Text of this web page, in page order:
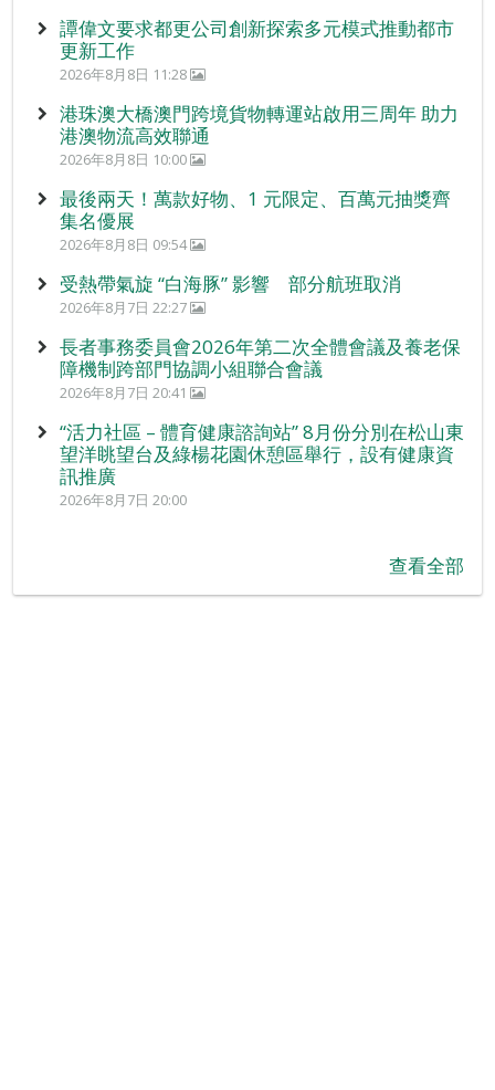
譚偉文要求都更公司創新探索多元模式推動都市
更新工作
2026年8月8日 11:28
港珠澳大橋澳門跨境貨物轉運站啟用三周年 助力
港澳物流高效聯通
2026年8月8日 10:00
最後兩天！萬款好物、1 元限定、百萬元抽獎齊
集名優展
2026年8月8日 09:54
受熱帶氣旋 “白海豚” 影響 部分航班取消
2026年8月7日 22:27
長者事務委員會2026年第二次全體會議及養老保
障機制跨部門協調小組聯合會議
2026年8月7日 20:41
“活力社區 – 體育健康諮詢站” 8月份分別在松山東
望洋眺望台及綠楊花園休憩區舉行，設有健康資
訊推廣
2026年8月7日 20:00
查看全部